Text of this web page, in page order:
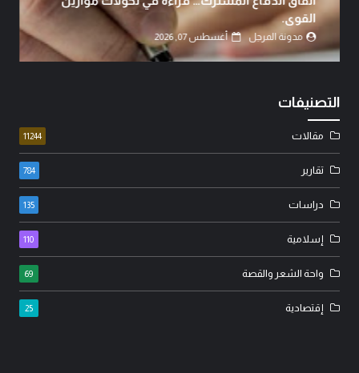
أزمة السيولة المالية، وامكانية الحل..!
مدونة المرجل
التصنيفات
مقالات 11244
تقارير 784
دراسات 135
إسلامية 110
واحة الشعر والقصة 69
إقتصادية 25